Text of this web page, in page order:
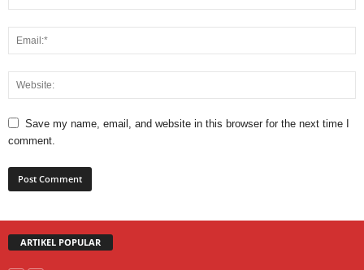
Save my name, email, and website in this browser for the next time I
comment.
ARTIKEL POPULAR